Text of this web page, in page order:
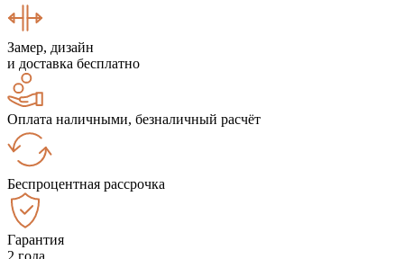
Замер, дизайн
и доставка бесплатно
Оплата наличными, безналичный расчёт
Беспроцентная рассрочка
Гарантия
2 года